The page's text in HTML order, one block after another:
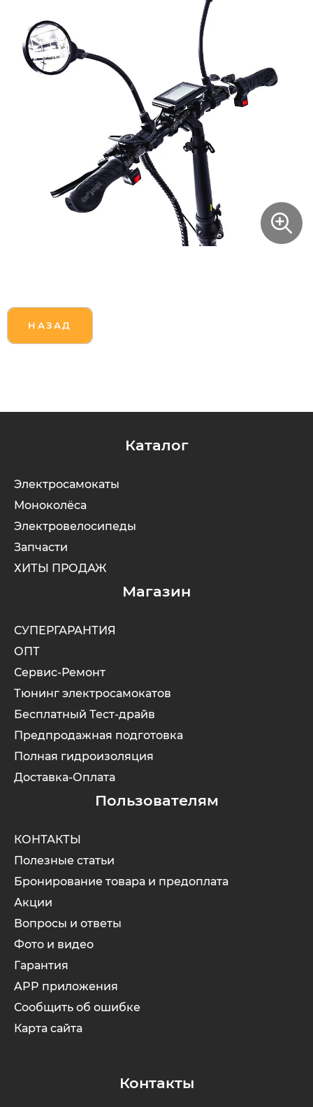
НАЗАД
Каталог
Электросамокаты
Моноколёса
Электровелосипеды
Запчасти
ХИТЫ ПРОДАЖ
Магазин
СУПЕРГАРАНТИЯ
ОПТ
Сервис-Ремонт
Тюнинг электросамокатов
Бесплатный Тест-драйв
Предпродажная подготовка
Полная гидроизоляция
Доставка-Оплата
Пользователям
КОНТАКТЫ
Полезные статьи
Бронирование товара и предоплата
Акции
Вопросы и ответы
Фото и видео
Гарантия
APP приложения
Сообщить об ошибке
Карта сайта
Контакты